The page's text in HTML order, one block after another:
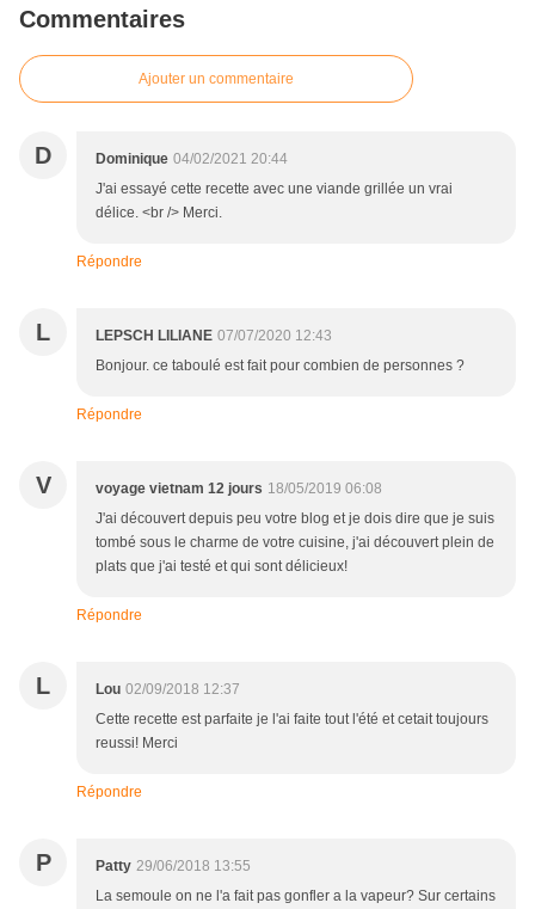
Commentaires
Ajouter un commentaire
D Dominique 04/02/2021 20:44
J'ai essayé cette recette avec une viande grillée un vrai
délice. <br /> Merci.
Répondre
L LEPSCH LILIANE 07/07/2020 12:43
Bonjour. ce taboulé est fait pour combien de personnes ?
Répondre
V voyage vietnam 12 jours 18/05/2019 06:08
J'ai découvert depuis peu votre blog et je dois dire que je suis
tombé sous le charme de votre cuisine, j'ai découvert plein de
plats que j'ai testé et qui sont délicieux!
Répondre
L Lou 02/09/2018 12:37
Cette recette est parfaite je l'ai faite tout l'été et cetait toujours
reussi! Merci
Répondre
P Patty 29/06/2018 13:55
La semoule on ne l'a fait pas gonfler a la vapeur? Sur certains